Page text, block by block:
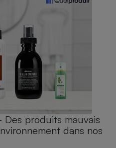
produits mauvais
dans nos